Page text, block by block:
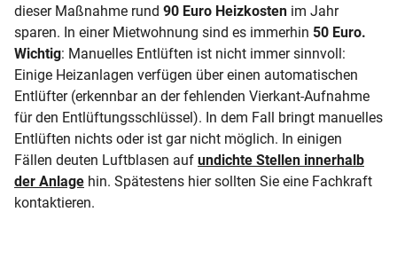
dieser Maßnahme rund 90 Euro Heizkosten im Jahr
sparen. In einer Mietwohnung sind es immerhin 50 Euro.
Wichtig: Manuelles Entlüften ist nicht immer sinnvoll:
Einige Heizanlagen verfügen über einen automatischen
Entlüfter (erkennbar an der fehlenden Vierkant-Aufnahme
für den Entlüftungsschlüssel). In dem Fall bringt manuelles
Entlüften nichts oder ist gar nicht möglich. In einigen
Fällen deuten Luftblasen auf undichte Stellen innerhalb
der Anlage hin. Spätestens hier sollten Sie eine Fachkraft
kontaktieren.